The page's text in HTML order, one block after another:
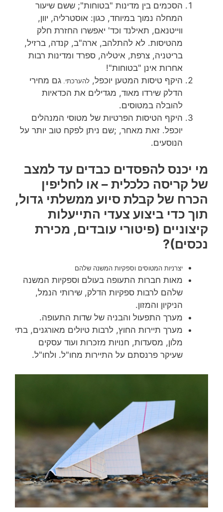
הסכמים בין מדינות "בטוחות"; ששם שיעור
המחלה נמוך במיוחד, כגון: אוסטרליה, יוון,
ווייטנאם, תאילנד וכד' יאפשרו החזרת חלק
מהטיסות. לא להתלהב, ארה"ב, קנדה, ברזיל,
בריטניה, צרפת, איטליה, ספרד ומדינות רבות
אחרות אינן "בטוחות"!
היקף טיסות המטען יוכפל, להערכתי. גם מחירי
הדלק שירדו מאוד, מגדילים את הכדאיות
להובלה במטוסים.
היקף הטיסות הפרטיות של מטוסי המנהלים
יוכפל. זאת מאחר, ;שם ניתן לפקח טוב יותר על
הנוסעים.
מי יכנס להפסדים כבדים עד למצב
של קריסה כלכלית – או לחליפין
הכרח של קבלת סיוע ממשלתי גדול,
תוך כדי ביצוע צעדי התייעלות
קיצוניים (פיטורי עובדים, מכירת
נכסים)?
יצרניות המטוסים וספקיות המשנה שלהם
מאות חברות התעופה בעולם וספקיות המשנה
שלהם לרבות ספקיות הדלק, שירותי הנמל,
הניקיון והמזון.
מערך התפעול והבניה של שדות התעופה.
מערך תיירות החוץ, לרבות טיולים מאורגנים, בתי
מלון, מסעדות, חנויות מזכרות ועוד עסקים
שעיקר פרנסתם על התיירות מחו"ל. ולחו"ל.